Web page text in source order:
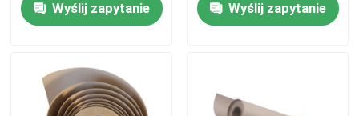
Łączność
Wyślij zapytanie
Cm
Wyślij zapytanie